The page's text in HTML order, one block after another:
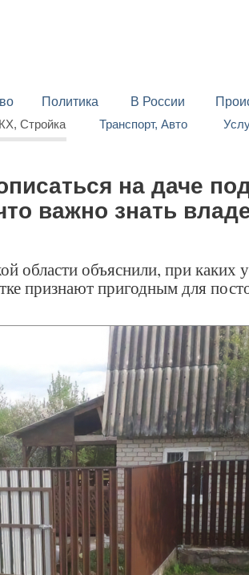
Политика В России
Стройка Транспорт, Авто
на даче
важно знать
области объяснили, при каких
признают пригодным для